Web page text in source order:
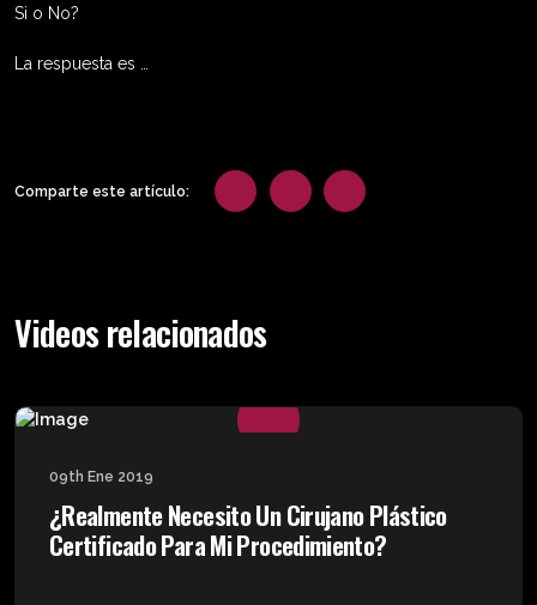
Si o No?
La respuesta es …
Comparte este artículo:
Videos relacionados
09th Ene 2019
¿Realmente Necesito Un Cirujano Plástico
Certificado Para Mi Procedimiento?